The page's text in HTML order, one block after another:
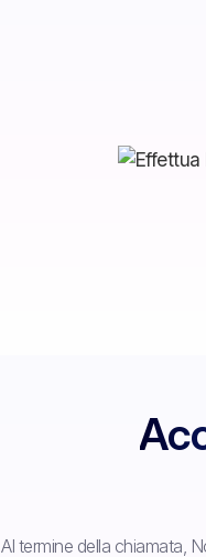
Al termine della chiamata,